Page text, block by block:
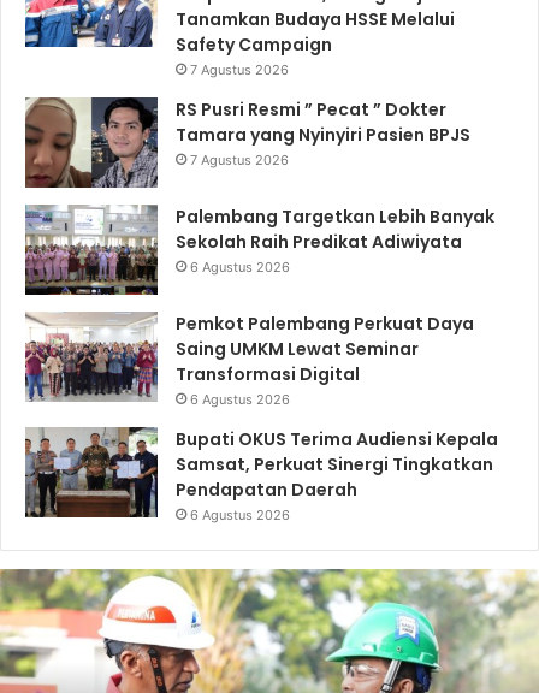
Tanamkan Budaya HSSE Melalui
Safety Campaign
7 Agustus 2026
RS Pusri Resmi ” Pecat ” Dokter
Tamara yang Nyinyiri Pasien BPJS
7 Agustus 2026
Palembang Targetkan Lebih Banyak
Sekolah Raih Predikat Adiwiyata
6 Agustus 2026
Pemkot Palembang Perkuat Daya
Saing UMKM Lewat Seminar
Transformasi Digital
6 Agustus 2026
Bupati OKUS Terima Audiensi Kepala
Samsat, Perkuat Sinergi Tingkatkan
Pendapatan Daerah
6 Agustus 2026
Wujudkan
Zero
Accident
Selama
Pit